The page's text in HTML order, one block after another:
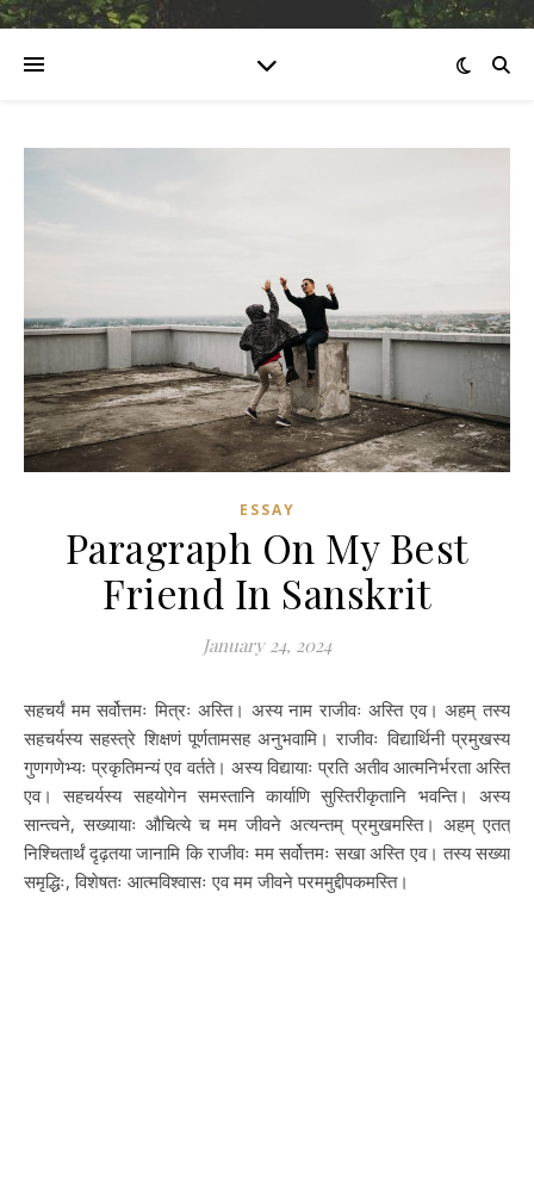
ESSAY
Paragraph On My Best
Friend In Sanskrit
January 24, 2024
सहचर्यं मम सर्वोत्तमः मित्रः अस्ति। अस्य नाम राजीवः अस्ति एव। अहम् तस्य
सहचर्यस्य सहस्त्रे शिक्षणं पूर्णतामसह अनुभवामि। राजीवः विद्यार्थिनी प्रमुखस्य
गुणगणेभ्यः प्रकृतिमन्यं एव वर्तते। अस्य विद्यायाः प्रति अतीव आत्मनिर्भरता अस्ति
एव। सहचर्यस्य सहयोगेन समस्तानि कार्याणि सुस्तिरीकृतानि भवन्ति। अस्य
सान्त्वने, सख्यायाः औचित्ये च मम जीवने अत्यन्तम् प्रमुखमस्ति। अहम् एतत्
निश्चितार्थं दृढ़तया जानामि कि राजीवः मम सर्वोत्तमः सखा अस्ति एव। तस्य सख्या
समृद्धिः, विशेषतः आत्मविश्वासः एव मम जीवने परममुद्दीपकमस्ति।